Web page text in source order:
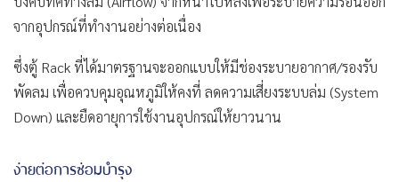
จากอุปกรณ์ที่ทำงานอย่างต่อเนื่อง
ซึ่งตู้ Rack ที่ได้มาตรฐานจะออกแบบให้มีช่องระบายอากาศ/รองรับ
พัดลม เพื่อควบคุมอุณหภูมิให้คงที่ ลดความเสี่ยงระบบล่ม (System
Down) และยืดอายุการใช้งานอุปกรณ์ให้ยาวนาน
ง่ายต่อการซ่อมบำรุง